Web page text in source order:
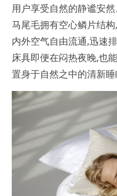
用户享受自然的静谧安
马尾毛拥有空心鳞片结
内外空气自由流通,迅速
床具即便在闷热夜晚,也
置身于自然之中的清新睡